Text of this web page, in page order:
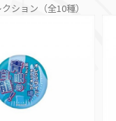
ション（全10種）